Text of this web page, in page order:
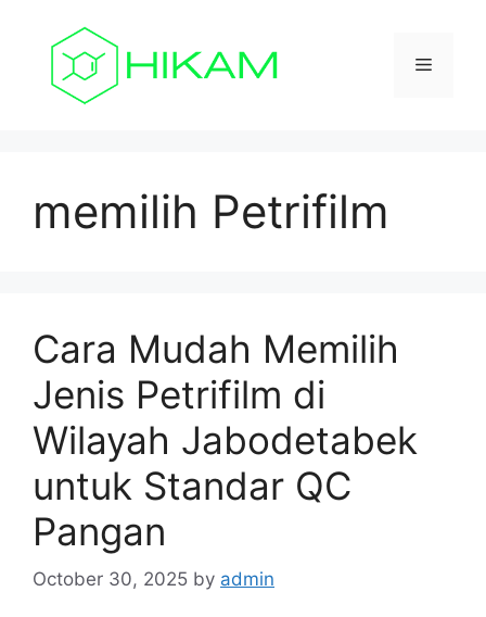
Menu
memilih Petrifilm
Cara Mudah Memilih
Jenis Petrifilm di
Wilayah Jabodetabek
untuk Standar QC
Pangan
October 30, 2025 by admin